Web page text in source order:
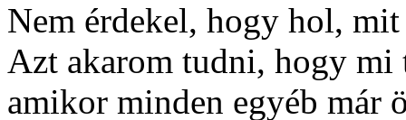
Nem érdekel, hogy hol,
Azt akarom tudni, hogy mi
amikor minden egyéb már